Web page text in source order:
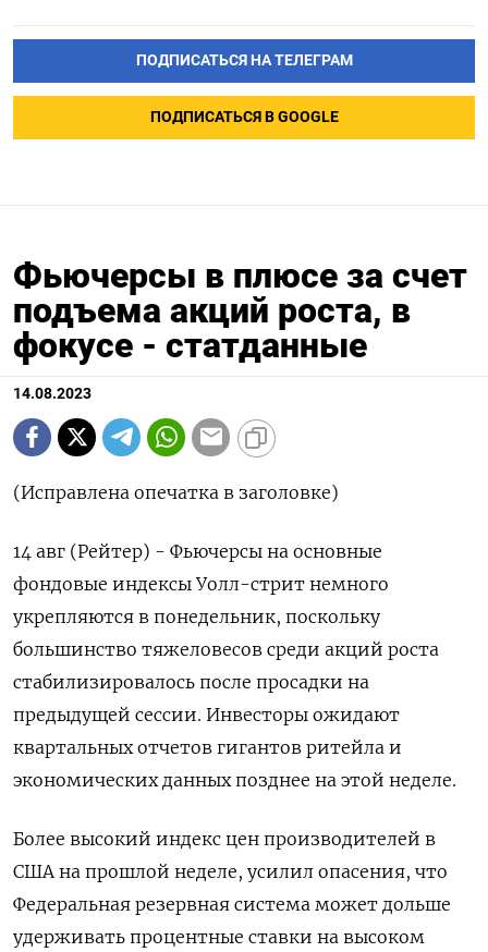
ПОДПИСАТЬСЯ НА ТЕЛЕГРАМ
ПОДПИСАТЬСЯ В GOOGLE
Фьючерсы в плюсе за счет
подъема акций роста, в
фокусе - статданные
14.08.2023
(Исправлена опечатка в заголовке)
14 авг (Рейтер) - Фьючерсы на основные
фондовые индексы Уолл-стрит немного
укрепляются в понедельник, поскольку
большинство тяжеловесов среди акций роста
стабилизировалось после просадки на
предыдущей сессии. Инвесторы ожидают
квартальных отчетов гигантов ритейла и
экономических данных позднее на этой неделе.
Более высокий индекс цен производителей в
США на прошлой неделе, усилил опасения, что
Федеральная резервная система может дольше
удерживать процентные ставки на высоком